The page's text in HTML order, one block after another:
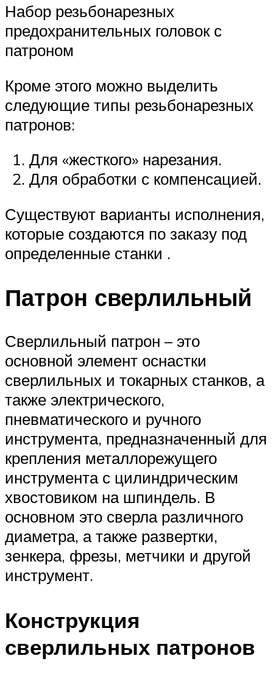
Набор резьбонарезных
предохранительных головок с
патроном
Кроме этого можно выделить
следующие типы резьбонарезных
патронов:
Для «жесткого» нарезания.
Для обработки с компенсацией.
Существуют варианты исполнения,
которые создаются по заказу под
определенные станки .
Патрон сверлильный
Сверлильный патрон – это
основной элемент оснастки
сверлильных и токарных станков, а
также электрического,
пневматического и ручного
инструмента, предназначенный для
крепления металлорежущего
инструмента с цилиндрическим
хвостовиком на шпиндель. В
основном это сверла различного
диаметра, а также развертки,
зенкера, фрезы, метчики и другой
инструмент.
Конструкция
сверлильных патронов